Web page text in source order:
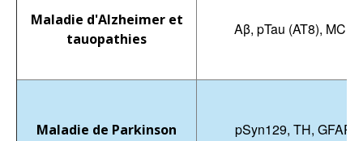
Maladie d'Alzheimer et
tauopathies
Aβ, pTau (AT8), MC1,
Maladie de Parkinson pSyn129, TH, GFAP,